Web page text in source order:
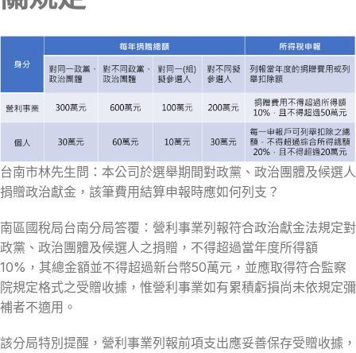
台南市林先生問：本公司於選舉期間對政黨、政治團體及候選人
捐贈政治獻金，該筆費用結算申報時應如何列支？
南區國稅局台南分局答覆：營利事業列報符合政治獻金法規定對
政黨、政治團體及候選人之捐贈，不得超過當年度所得額
10%，其總金額並不得超過新台幣50萬元，並應取得符合監察
院規定格式之受贈收據，惟營利事業如有累積虧損尚未依規定彌
補者不適用。
該分局特別提醒，營利事業列報前項支出應妥善保存受贈收據，